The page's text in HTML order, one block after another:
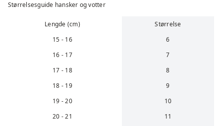
Størrelsesguide hansker og votter
Lengde (cm)
Størrelse
15 - 16
6
16 - 17
7
17 - 18
8
18 - 19
9
19 - 20
10
20 - 21
11